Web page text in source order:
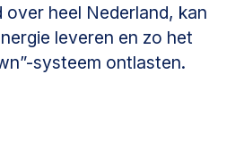
heel Nederland, kan
leveren en zo het
systeem ontlasten.